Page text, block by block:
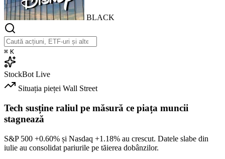
BLACK
⌘ K
StockBot Live
Situația pieței Wall Street
Tech susține raliul pe măsură ce piața muncii
stagnează
S&P 500 +0.60% și Nasdaq +1.18% au crescut. Datele slabe din
iulie au consolidat pariurile pe tăierea dobânzilor.